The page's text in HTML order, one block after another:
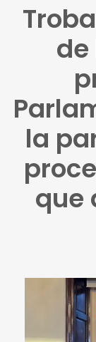
de
la
que